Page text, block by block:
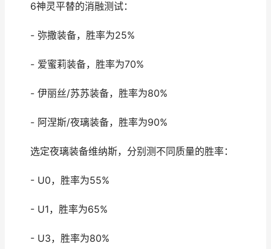
6神灵平替的消融测试：
- 弥撒装备，胜率为25%
- 爱蜜莉装备，胜率为70%
- 伊丽丝/苏苏装备，胜率为80%
- 阿涅斯/夜璃装备，胜率为90%
选定夜璃装备维纳斯，分别测不同质量的胜率：
- U0，胜率为55%
- U1，胜率为65%
- U3，胜率为80%